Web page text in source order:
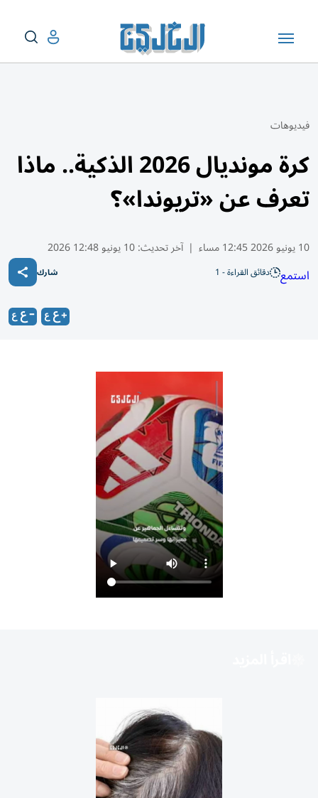
فيديوهات
كرة مونديال 2026 الذكية.. ماذا
تعرف عن «تريوندا»؟
10 يونيو 2026 12:45 مساء | آخر تحديث:10 يونيو 12:48 2026
استمع دقائق القراءة - 1 شارك